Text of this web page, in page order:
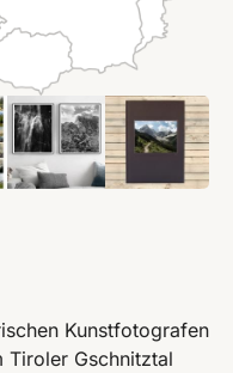
Kunstfotografen
Tiroler Gschnitztal